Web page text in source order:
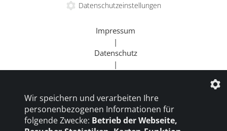
Datenschutzeinstellungen
Impressum
|
Datenschutz
|
Beratung
|
Goldener Rollstuhl
Wir speichern und verarbeiten Ihre
personenbezogenen Informationen für
folgende Zwecke: Betrieb der Webseite,